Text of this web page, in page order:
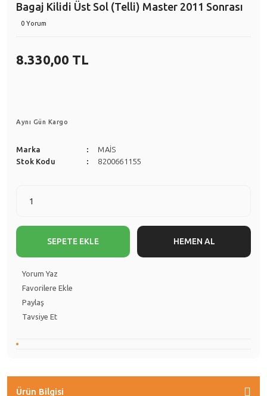
Bagaj Kilidi Üst Sol (Telli) Master 2011 Sonrası
0 Yorum
8.330,00 TL
Aynı Gün Kargo
Marka
MAİS
Stok Kodu
8200661155
SEPETE EKLE HEMEN AL
Yorum Yaz
Paylaş
Tavsiye Et
Ürün Bilgisi